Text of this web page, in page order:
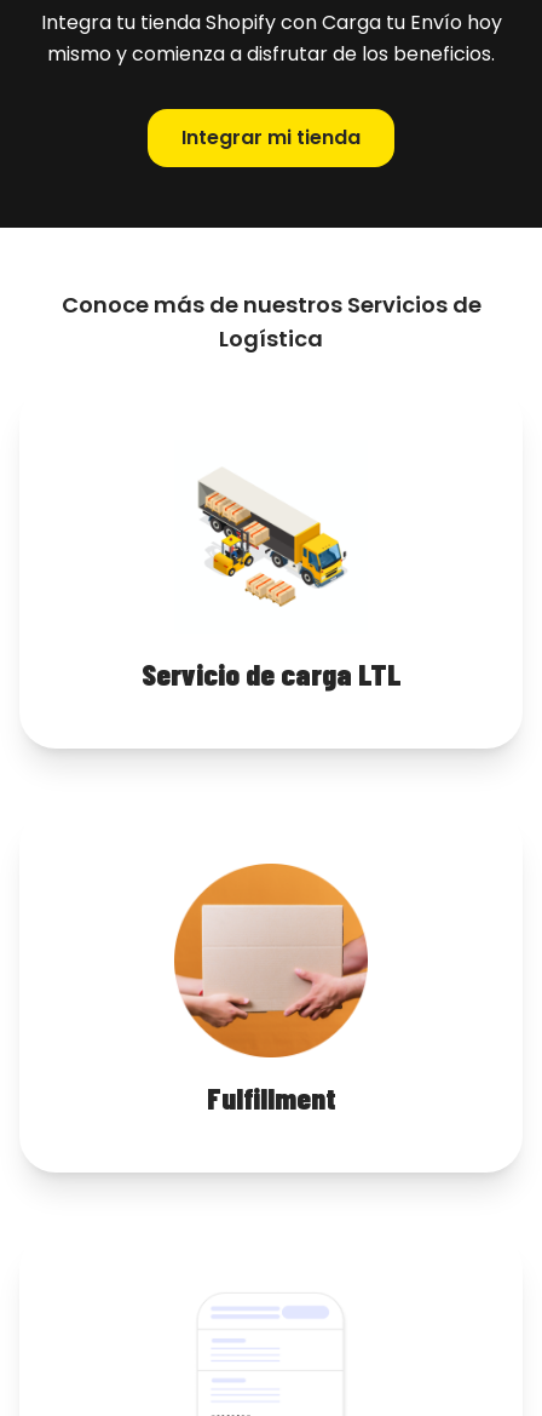
Integra tu tienda Shopify con Carga tu Envío hoy
mismo y comienza a disfrutar de los beneficios.
Integrar mi tienda
Conoce más de nuestros Servicios de
Logística
Servicio de carga LTL
Fulfillment